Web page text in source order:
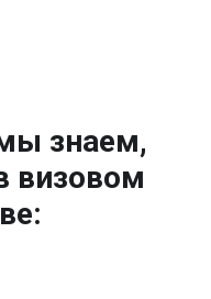
знаем,
визовом